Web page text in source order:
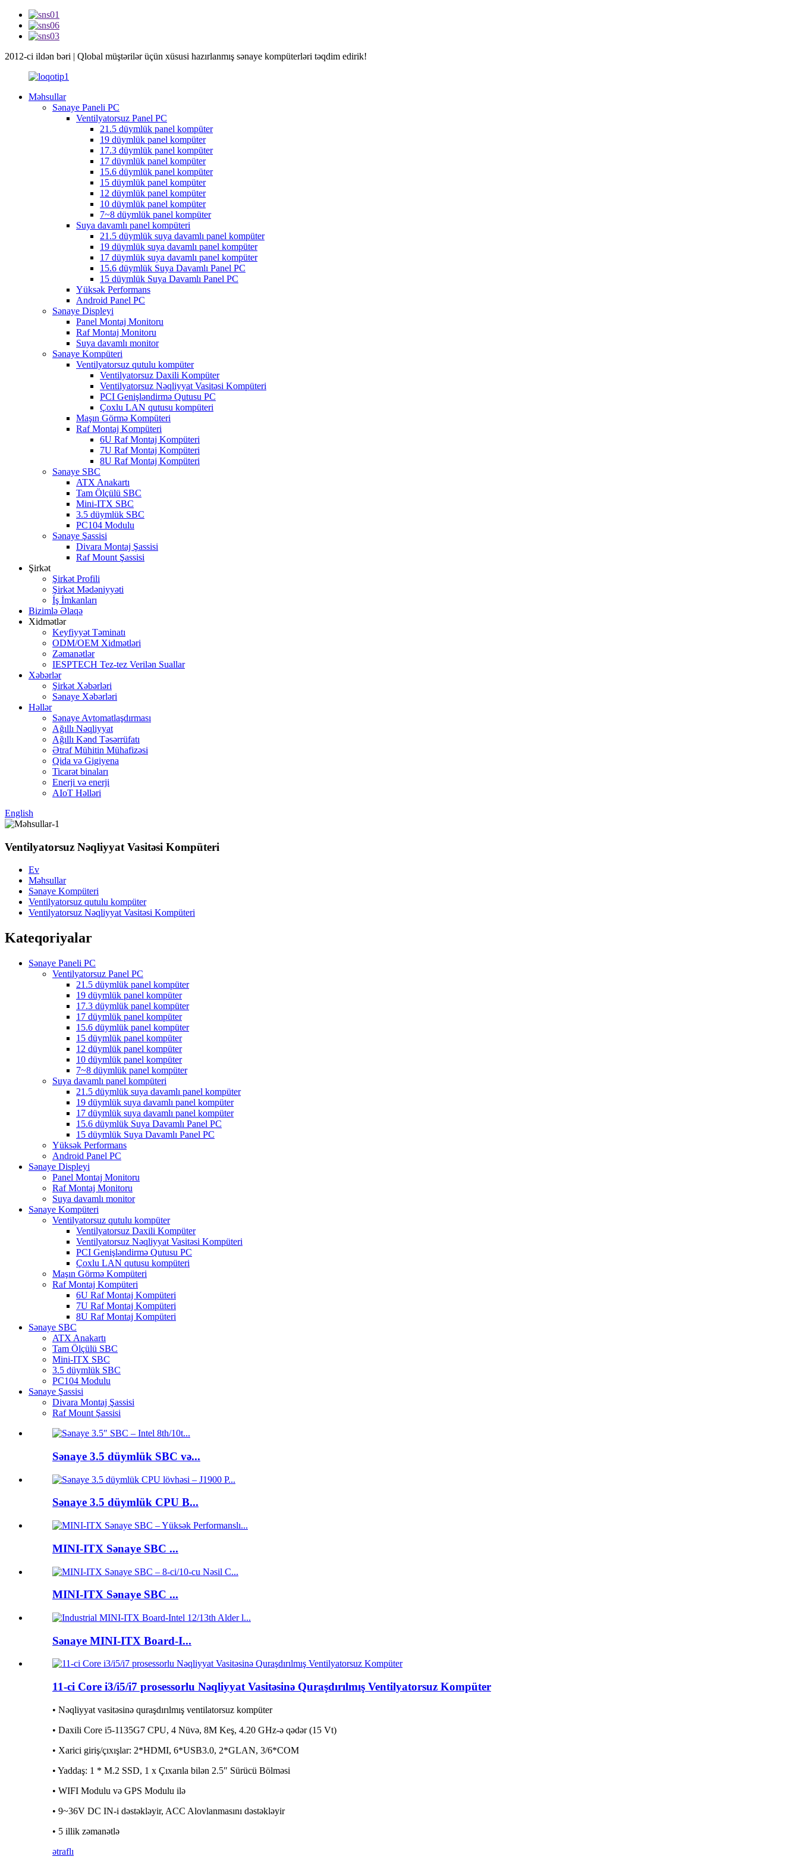
2012-ci ildən bəri | Qlobal müştərilər üçün xüsusi hazırlanmış sənaye kompüterləri təqdim edirik!
Məhsullar
Sənaye Paneli PC
Ventilyatorsuz Panel PC
21.5 düymlük panel kompüter
19 düymlük panel kompüter
17.3 düymlük panel kompüter
17 düymlük panel kompüter
15.6 düymlük panel kompüter
15 düymlük panel kompüter
12 düymlük panel kompüter
10 düymlük panel kompüter
7~8 düymlük panel kompüter
Suya davamlı panel kompüteri
21.5 düymlük suya davamlı panel kompüter
19 düymlük suya davamlı panel kompüter
17 düymlük suya davamlı panel kompüter
15.6 düymlük Suya Davamlı Panel PC
15 düymlük Suya Davamlı Panel PC
Yüksək Performans
Android Panel PC
Sənaye Displeyi
Panel Montaj Monitoru
Raf Montaj Monitoru
Suya davamlı monitor
Sənaye Kompüteri
Ventilyatorsuz qutulu kompüter
Ventilyatorsuz Daxili Kompüter
Ventilyatorsuz Nəqliyyat Vasitəsi Kompüteri
PCI Genişləndirmə Qutusu PC
Çoxlu LAN qutusu kompüteri
Maşın Görmə Kompüteri
Raf Montaj Kompüteri
6U Raf Montaj Kompüteri
7U Raf Montaj Kompüteri
8U Raf Montaj Kompüteri
Sənaye SBC
ATX Anakartı
Tam Ölçülü SBC
Mini-ITX SBC
3.5 düymlük SBC
PC104 Modulu
Sənaye Şassisi
Divara Montaj Şassisi
Raf Mount Şassisi
Şirkət
Şirkət Profili
Şirkət Mədəniyyəti
İş İmkanları
Bizimlə Əlaqə
Xidmətlər
Keyfiyyət Təminatı
ODM/OEM Xidmətləri
Zəmanətlər
IESPTECH Tez-tez Verilən Suallar
Xəbərlər
Şirkət Xəbərləri
Sənaye Xəbərləri
Həllər
Sənaye Avtomatlaşdırması
Ağıllı Nəqliyyat
Ağıllı Kənd Təsərrüfatı
Ətraf Mühitin Mühafizəsi
Qida və Gigiyena
Ticarət binaları
Enerji və enerji
AIoT Həlləri
English
Ventilyatorsuz Nəqliyyat Vasitəsi Kompüteri
Ev
Məhsullar
Sənaye Kompüteri
Ventilyatorsuz qutulu kompüter
Ventilyatorsuz Nəqliyyat Vasitəsi Kompüteri
Kateqoriyalar
Sənaye Paneli PC
Ventilyatorsuz Panel PC
21.5 düymlük panel kompüter
19 düymlük panel kompüter
17.3 düymlük panel kompüter
17 düymlük panel kompüter
15.6 düymlük panel kompüter
15 düymlük panel kompüter
12 düymlük panel kompüter
10 düymlük panel kompüter
7~8 düymlük panel kompüter
Suya davamlı panel kompüteri
21.5 düymlük suya davamlı panel kompüter
19 düymlük suya davamlı panel kompüter
17 düymlük suya davamlı panel kompüter
15.6 düymlük Suya Davamlı Panel PC
15 düymlük Suya Davamlı Panel PC
Yüksək Performans
Android Panel PC
Sənaye Displeyi
Panel Montaj Monitoru
Raf Montaj Monitoru
Suya davamlı monitor
Sənaye Kompüteri
Ventilyatorsuz qutulu kompüter
Ventilyatorsuz Daxili Kompüter
Ventilyatorsuz Nəqliyyat Vasitəsi Kompüteri
PCI Genişləndirmə Qutusu PC
Çoxlu LAN qutusu kompüteri
Maşın Görmə Kompüteri
Raf Montaj Kompüteri
6U Raf Montaj Kompüteri
7U Raf Montaj Kompüteri
8U Raf Montaj Kompüteri
Sənaye SBC
ATX Anakartı
Tam Ölçülü SBC
Mini-ITX SBC
3.5 düymlük SBC
PC104 Modulu
Sənaye Şassisi
Divara Montaj Şassisi
Raf Mount Şassisi
Sənaye 3.5 düymlük SBC və...
Sənaye 3.5 düymlük CPU B...
MINI-ITX Sənaye SBC ...
MINI-ITX Sənaye SBC ...
Sənaye MINI-ITX Board-I...
11-ci Core i3/i5/i7 prosessorlu Nəqliyyat Vasitəsinə Quraşdırılmış Ventilyatorsuz Kompüter
• Nəqliyyat vasitəsinə quraşdırılmış ventilatorsuz kompüter
• Daxili Core i5-1135G7 CPU, 4 Nüvə, 8M Keş, 4.20 GHz-ə qədər (15 Vt)
• Xarici giriş/çıxışlar: 2*HDMI, 6*USB3.0, 2*GLAN, 3/6*COM
• Yaddaş: 1 * M.2 SSD, 1 x Çıxarıla bilən 2.5″ Sürücü Bölməsi
• WIFI Modulu və GPS Modulu ilə
• 9~36V DC IN-i dəstəkləyir, ACC Alovlanmasını dəstəkləyir
• 5 illik zəmanətlə
ətraflı